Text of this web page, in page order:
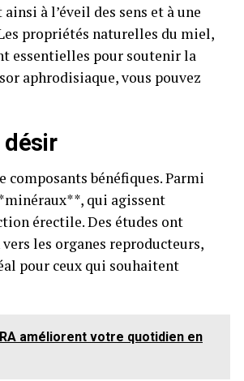
à l’éveil des sens et à une
propriétés naturelles du miel,
essentielles pour soutenir la
aphrodisiaque, vous pouvez
désir
bénéfiques. Parmi
qui agissent
érectile. Des études ont
les organes reproducteurs,
pour ceux qui souhaitent
améliorent votre quotidien en